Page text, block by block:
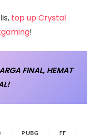
top up Crystal
!
FINAL, HEMAT
PUBG FF